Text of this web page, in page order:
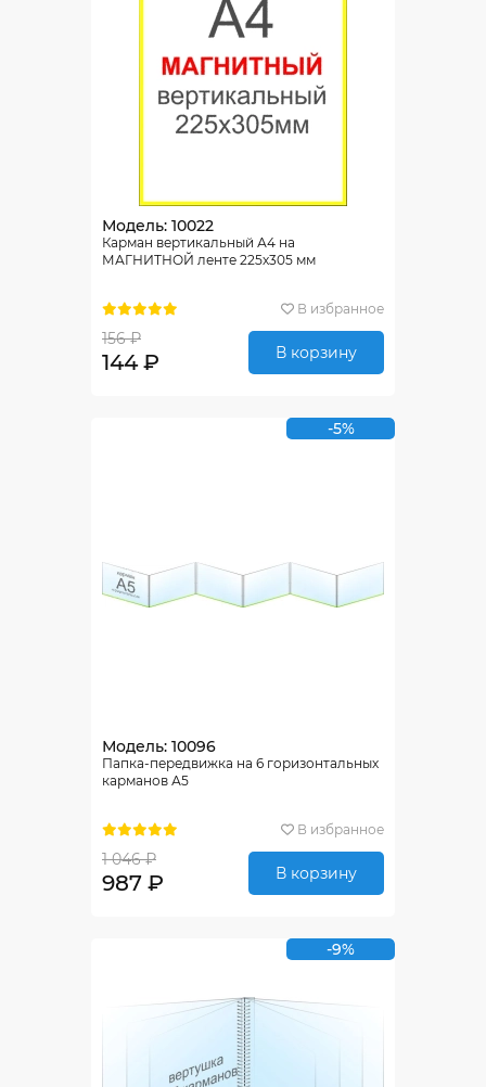
Модель: 10022
Карман вертикальный А4 на
МАГНИТНОЙ ленте 225х305 мм
В избранное
156 ₽
144 ₽ В корзину
-5%
Модель: 10096
Папка-передвижка на 6 горизонтальных
карманов А5
В избранное
1 046 ₽
987 ₽ В корзину
-9%